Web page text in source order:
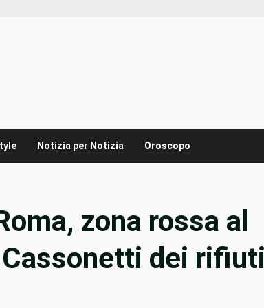
Notizia per Notizia Oroscopo
zona rossa al
dei